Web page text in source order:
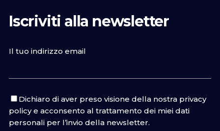
Iscriviti alla newsletter
Il tuo indirizzo email
Dichiaro di aver preso visione della nostra privacy
policye acconsento al trattamento dei miei dati
personali per l’invio della newsletter.